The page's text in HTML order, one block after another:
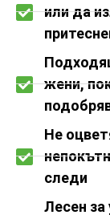
или да
жени,
Не
следи
Лесен за